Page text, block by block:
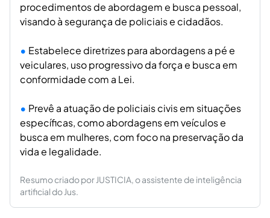
procedimentos de abordagem e busca pessoal,
visando à segurança de policiais e cidadãos.
Estabelece diretrizes para abordagens a pé e
veiculares, uso progressivo da força e busca em
conformidade com a Lei.
Prevê a atuação de policiais civis em situações
específicas, como abordagens em veículos e
busca em mulheres, com foco na preservação da
vida e legalidade.
Resumo criado por JUSTICIA, o assistente de inteligência
artificial do Jus.